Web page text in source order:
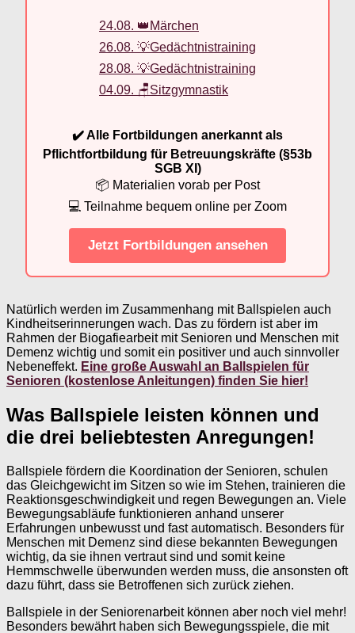
24.08. 👑Märchen
26.08. 💡Gedächtnistraining
28.08. 💡Gedächtnistraining
04.09. 🪑Sitzgymnastik
✔️ Alle Fortbildungen anerkannt als
Pflichtfortbildung für Betreuungskräfte (§53b
SGB XI)
📦 Materialien vorab per Post
💻 Teilnahme bequem online per Zoom
Jetzt Fortbildungen ansehen
Natürlich werden im Zusammenhang mit Ballspielen auch
Kindheitserinnerungen wach. Das zu fördern ist aber im
Rahmen der Biogafiearbeit mit Senioren und Menschen mit
Demenz wichtig und somit ein positiver und auch sinnvoller
Nebeneffekt. Eine große Auswahl an Ballspielen für
Senioren (kostenlose Anleitungen) finden Sie hier!
Was Ballspiele leisten können und
die drei beliebtesten Anregungen!
Ballspiele fördern die Koordination der Senioren, schulen
das Gleichgewicht im Sitzen so wie im Stehen, trainieren die
Reaktionsgeschwindigkeit und regen Bewegungen an. Viele
Bewegungsabläufe funktionieren anhand unserer
Erfahrungen unbewusst und fast automatisch. Besonders für
Menschen mit Demenz sind diese bekannten Bewegungen
wichtig, da sie ihnen vertraut sind und somit keine
Hemmschwelle überwunden werden muss, die ansonsten oft
dazu führt, dass sie Betroffenen sich zurück ziehen.
Ballspiele in der Seniorenarbeit können aber noch viel mehr!
Besonders bewährt haben sich Bewegungsspiele, die mit